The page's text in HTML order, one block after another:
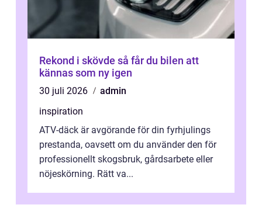
Rekond i skövde så får du bilen att
kännas som ny igen
30 juli 2026
admin
inspiration
ATV-däck är avgörande för din fyrhjulings
prestanda, oavsett om du använder den för
professionellt skogsbruk, gårdsarbete eller
nöjeskörning. Rätt va...